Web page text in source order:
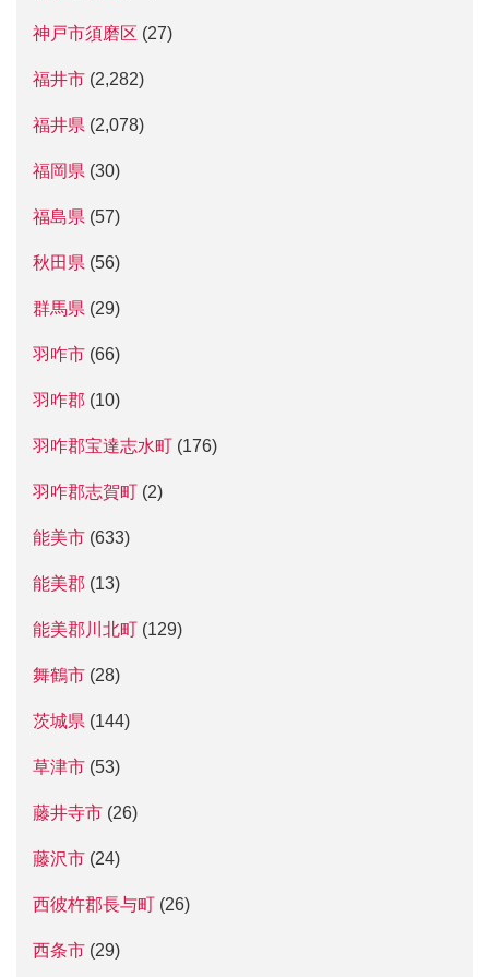
神戸市須磨区 (27)
福井市 (2,282)
福井県 (2,078)
福岡県 (30)
福島県 (57)
秋田県 (56)
群馬県 (29)
羽咋市 (66)
羽咋郡 (10)
羽咋郡宝達志水町 (176)
羽咋郡志賀町 (2)
能美市 (633)
能美郡 (13)
能美郡川北町 (129)
舞鶴市 (28)
茨城県 (144)
草津市 (53)
藤井寺市 (26)
藤沢市 (24)
西彼杵郡長与町 (26)
西条市 (29)